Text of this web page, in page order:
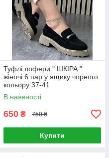
Туфлі лофери " ШКІРА "
жіночі 6 пар у ящику чорного
кольору 37-41
В наявності
650 ₴ 750 ₴
Купити